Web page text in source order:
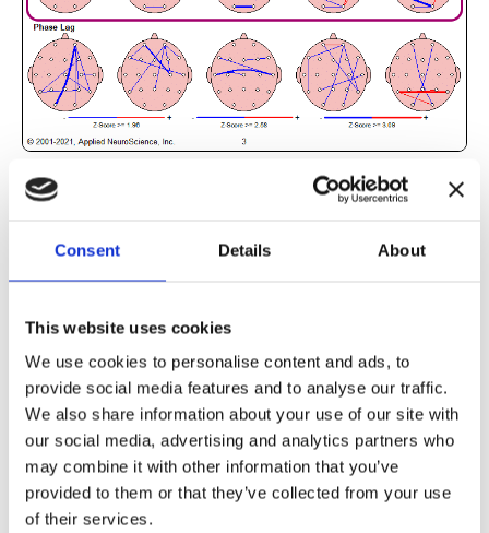
Consent Details About
This website uses cookies
We use cookies to personalise content and ads, to
provide social media features and to analyse our traffic.
We also share information about your use of our site with
our social media, advertising and analytics partners who
may combine it with other information that you’ve
provided to them or that they’ve collected from your use
of their services.
Hier die Ergebnisse eines Klienten von
Neurotherapie-Sitzungen:
Reduzierung des Überschusses an
langsamen Theta-Wellen: Verbesserung der
Aufmerksamkeit und Konzentration. Das
Gehirn arbeitet schneller, es ist weniger
abgelenkt.